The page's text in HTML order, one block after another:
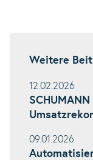
Weitere
12.02.2026
09.01.2026